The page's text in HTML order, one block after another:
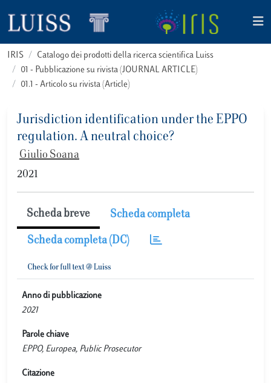
IRIS
Catalogo dei prodotti della ricerca scientifica Luiss
01 - Pubblicazione su rivista (JOURNAL ARTICLE)
01.1 - Articolo su rivista (Article)
Jurisdiction identification under the EPPO
regulation. A neutral choice?
Giulio Soana
2021
Scheda breve Scheda completa
Scheda completa (DC)
Anno di pubblicazione
2021
Parole chiave
EPPO, Europea, Public Prosecutor
Citazione